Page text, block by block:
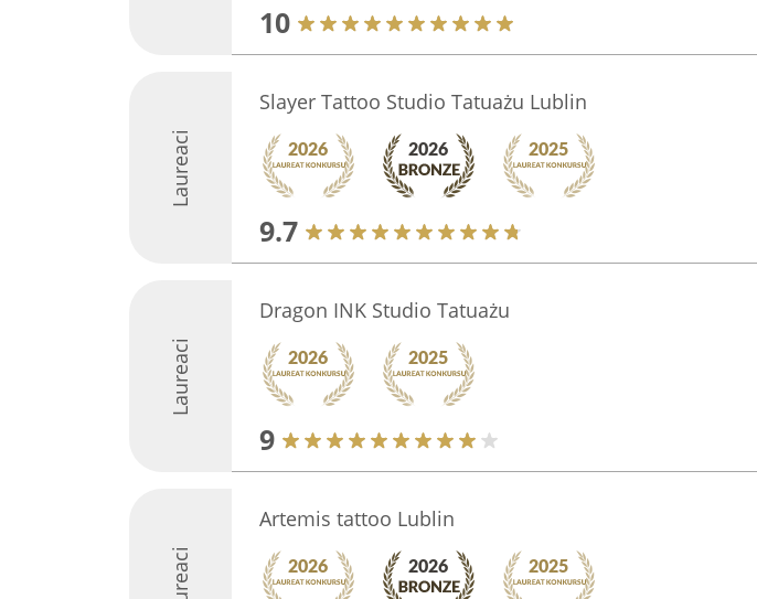
10
Laureaci
Slayer Tattoo Studio Tatuażu Lublin
9.7
Laureaci
Dragon INK Studio Tatuażu
9
Artemis tattoo Lublin